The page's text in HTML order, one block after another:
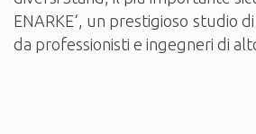
ENARKE‘, un prestigioso studio
da professionisti e ingegneri di